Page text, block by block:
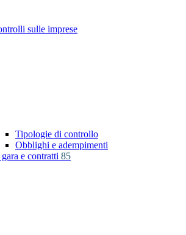
sulle imprese
Tipologie di controllo
Obblighi e adempimenti
e contratti 85